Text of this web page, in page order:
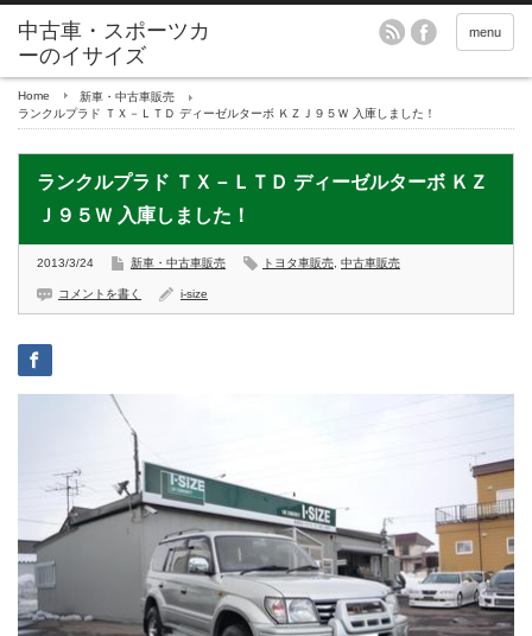
menu
Home
新車・中古車販売
ランクルプラド ＴＸ－ＬＴＤ ディーゼルターボ ＫＺＪ９５Ｗ 入庫しました！
ランクルプラド ＴＸ－ＬＴＤ ディーゼルターボ ＫＺ
Ｊ９５Ｗ 入庫しました！
2013/3/24 新車・中古車販売 トヨタ車販売 中古車販売
コメントを書く i-size